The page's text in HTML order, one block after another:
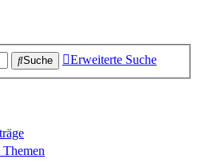
Suche Erweiterte Suche